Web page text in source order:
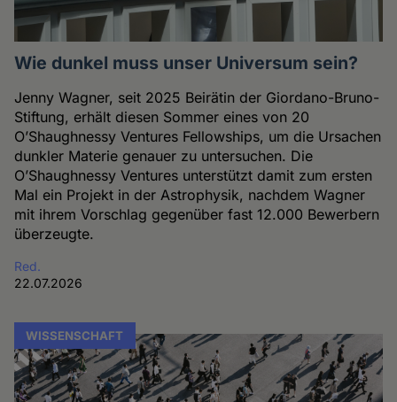
Wie dunkel muss unser Universum sein?
Jenny Wagner, seit 2025 Beirätin der Giordano-Bruno-
Stiftung, erhält diesen Sommer eines von 20
O’Shaughnessy Ventures Fellowships, um die Ursachen
dunkler Materie genauer zu untersuchen. Die
O’Shaughnessy Ventures unterstützt damit zum ersten
Mal ein Projekt in der Astrophysik, nachdem Wagner
mit ihrem Vorschlag gegenüber fast 12.000 Bewerbern
überzeugte.
Red.
22.07.2026
WISSENSCHAFT